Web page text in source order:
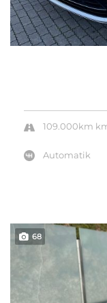
109.000km
Automatik
68